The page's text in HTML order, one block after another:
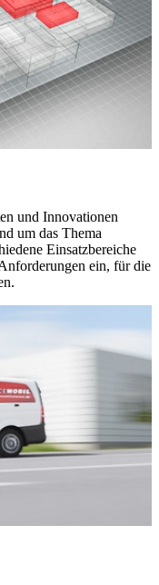
und Innovationen
um das Thema
Einsatzbereiche
ein, für die